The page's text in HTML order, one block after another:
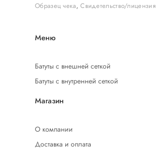
Образец чека,Свидетельство/лицензия
Меню
Батуты с внешней сеткой
Батуты с внутренней сеткой
Магазин
О компании
Доставка и оплата